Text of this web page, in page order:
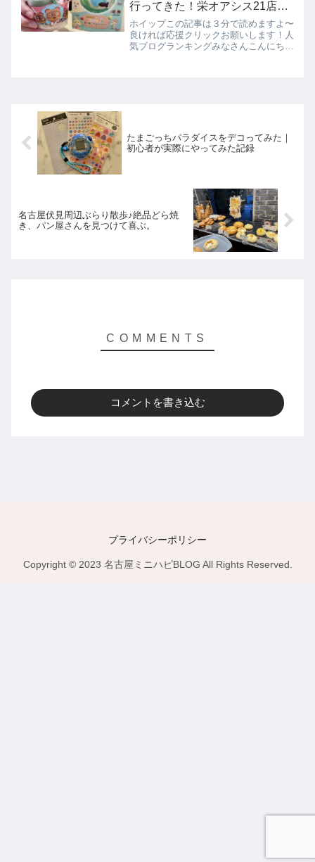
行ってきた！栄オアシス21店で
夏限定メニューを満喫♪
ホイップこの記事は３分で読めますよ〜
良ければ応援クリックお願いします！人
気ブログランキングみなさんこんにちは
たまごっちパラダイスをデコってみた｜
初心者が実際にやってみた記録
名古屋伏見周辺ぶらり散歩♪絶品どら焼
き、パン屋さんを見つけて喜ぶ。
コメントを書き込む
プライバシーポリシー
Copyright © 2023 名古屋ミニハピBLOG All Rights Reserved.